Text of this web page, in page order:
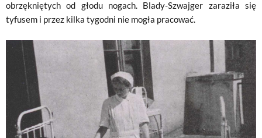
obrzękniętych od głodu nogach. Blady-Szwajger zaraziła się
tyfusem i przez kilka tygodni nie mogła pracować.